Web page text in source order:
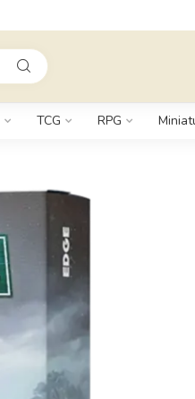
TCG RPG